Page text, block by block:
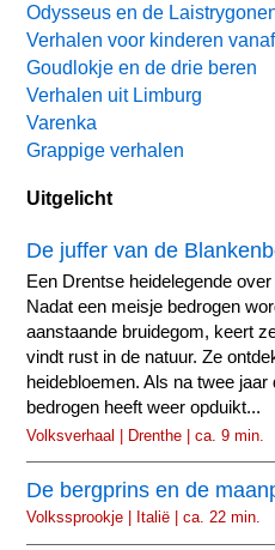
Odysseus en de
Verhalen voor kinderen
Goudlokje en de drie beren
Verhalen uit Limburg
Varenka
Grappige verhalen
Uitgelicht
De juffer van de
Een Drentse heidelegende
Nadat een meisje bedrogen
aanstaande bruidegom, keert
vindt rust in de natuur. Ze
heidebloemen. Als na twee jaar
bedrogen heeft weer opduikt...
Volksverhaal | Drenthe | ca. 9 min.
De bergprins en de
Volkssprookje | Italië | ca. 22 min.